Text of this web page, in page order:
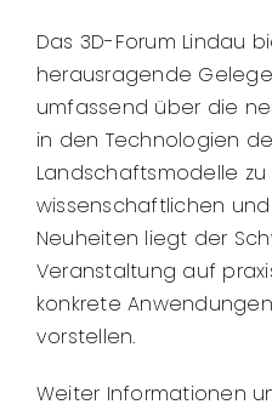
Das 3D-Forum Lindau
herausragende
umfassend über die
in den Technologien
Landschaftsmodelle
wissenschaftlichen
Neuheiten liegt der
Veranstaltung auf
konkrete
vorstellen.
Weiter Informationen